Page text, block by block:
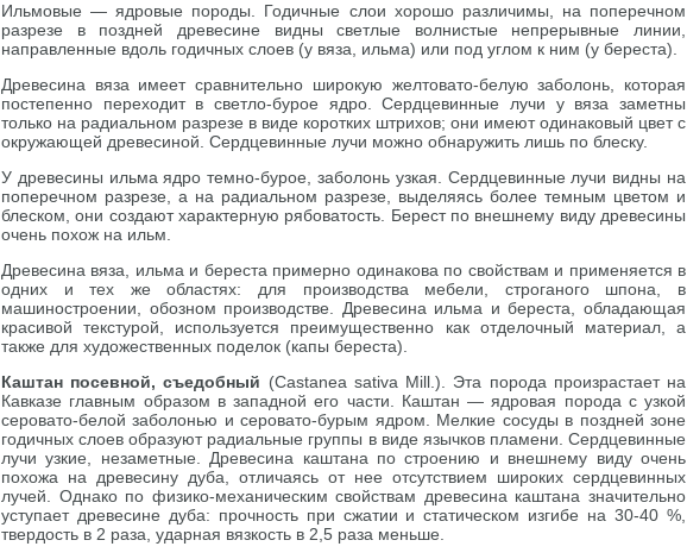
Ильмовые — ядровые породы. Годичные слои хорошо различимы, на поперечном
разрезе в поздней древесине видны светлые волнистые непрерывные линии,
направленные вдоль годичных слоев (у вяза, ильма) или под углом к ним (у береста).
Древесина вяза имеет сравнительно широкую желтовато-белую заболонь, которая
постепенно переходит в светло-бурое ядро. Сердцевинные лучи у вяза заметны
только на радиальном разрезе в виде коротких штрихов; они имеют одинаковый цвет с
окружающей древесиной. Сердцевинные лучи можно обнаружить лишь по блеску.
У древесины ильма ядро темно-бурое, заболонь узкая. Сердцевинные лучи видны на
поперечном разрезе, а на радиальном разрезе, выделяясь более темным цветом и
блеском, они создают характерную рябоватость. Берест по внешнему виду древесины
очень похож на ильм.
Древесина вяза, ильма и береста примерно одинакова по свойствам и применяется в
одних и тех же областях: для производства мебели, строганого шпона, в
машиностроении, обозном производстве. Древесина ильма и береста, обладающая
красивой текстурой, используется преимущественно как отделочный материал, а
также для художественных поделок (капы береста).
Каштан посевной, съедобный (Castanea sativa Mill.). Эта порода произрастает на
Кавказе главным образом в западной его части. Каштан — ядровая порода с узкой
серовато-белой заболонью и серовато-бурым ядром. Мелкие сосуды в поздней зоне
годичных слоев образуют радиальные группы в виде язычков пламени. Сердцевинные
лучи узкие, незаметные. Древесина каштана по строению и внешнему виду очень
похожа на древесину дуба, отличаясь от нее отсутствием широких сердцевинных
лучей. Однако по физико-механическим свойствам древесина каштана значительно
уступает древесине дуба: прочность при сжатии и статическом изгибе на 30-40 %,
твердость в 2 раза, ударная вязкость в 2,5 раза меньше.